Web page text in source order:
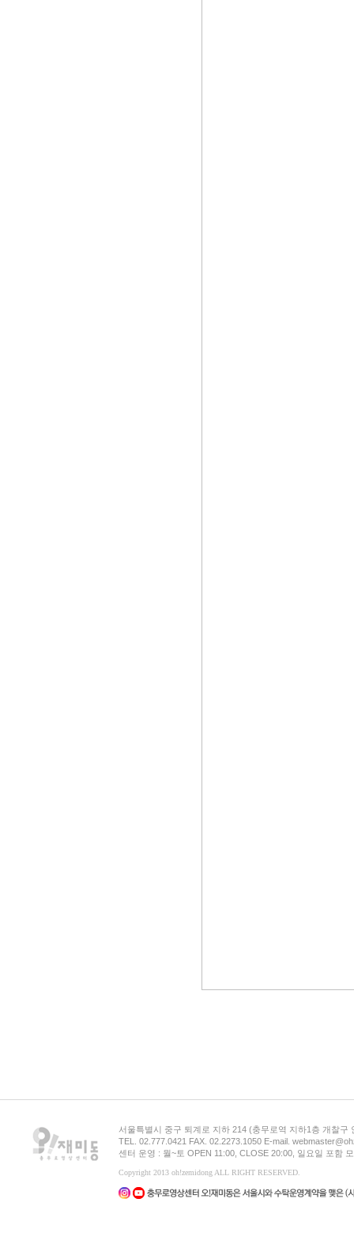
서울특별시 중구 퇴계로 지하 214 (충무로역 지하1층 개찰구
TEL. 02.777.0421 FAX. 02.2273.1050 E-mail.
센터 운영 : 월~토 OPEN 11:00, CLOSE 20:00, 일요일 포함
Copyright 2013 oh!zemidong ALL RIGHT RESERVED.